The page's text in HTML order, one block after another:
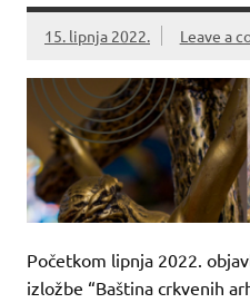
15. lipnja 2022. Leave a
Početkom lipnja 2022.
izložbe “Baština crkvenih